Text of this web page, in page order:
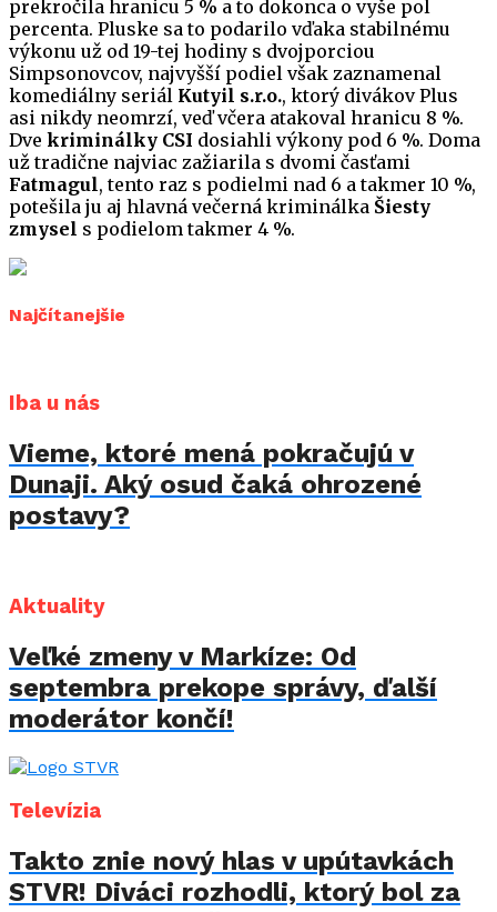
prekročila hranicu 5 % a to dokonca o vyše pol
percenta. Pluske sa to podarilo vďaka stabilnému
výkonu už od 19-tej hodiny s dvojporciou
Simpsonovcov, najvyšší podiel však zaznamenal
komediálny seriál Kutyil s.r.o., ktorý divákov Plus
asi nikdy neomrzí, veď včera atakoval hranicu 8 %.
Dve kriminálky CSI dosiahli výkony pod 6 %. Doma
už tradične najviac zažiarila s dvomi časťami
Fatmagul, tento raz s podielmi nad 6 a takmer 10 %,
potešila ju aj hlavná večerná kriminálka Šiesty
zmysel s podielom takmer 4 %.
Najčítanejšie
Iba u nás
Vieme, ktoré mená pokračujú v
Dunaji. Aký osud čaká ohrozené
postavy?
Aktuality
Veľké zmeny v Markíze: Od
septembra prekope správy, ďalší
moderátor končí!
Televízia
Takto znie nový hlas v upútavkách
STVR! Diváci rozhodli, ktorý bol za